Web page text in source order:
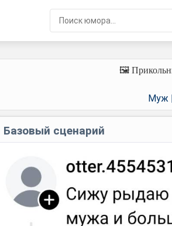
🖼️
Муж
Базовый сценарий